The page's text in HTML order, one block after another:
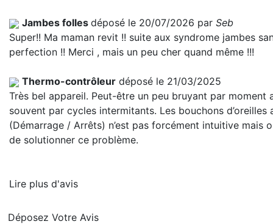
Jambes folles déposé le 20/07/2026 par Seb
Super!! Ma maman revit !! suite aux syndrome jambes
perfection !! Merci , mais un peu cher quand même !!!
Thermo-contrôleur déposé le 21/03/2025
Très bel appareil. Peut-être un peu bruyant par moment
souvent par cycles intermitants. Les bouchons
(Démarrage / Arrêts) n’est pas forcément intuitive mais
de solutionner ce problème.
Lire plus d'avis
Déposez Votre Avis